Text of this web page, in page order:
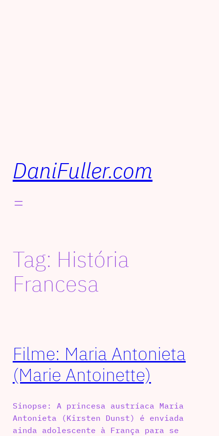
DaniFuller.com
Tag: História
Francesa
Filme: Maria Antonieta
(Marie Antoinette)
Sinopse: A princesa austríaca Maria
Antonieta (Kirsten Dunst) é enviada
ainda adolescente à França para se